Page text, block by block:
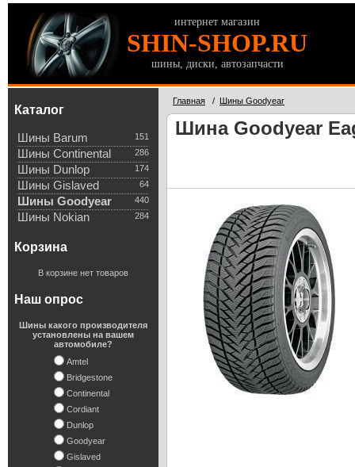
интернет магазин
SHIN-SHOP.RU
шины, диски, автозапчасти
Каталог
151
Шины Barum
286
Шины Continental
174
Шины Dunlop
64
Шины Gislaved
440
Шины Goodyear
284
Шины Nokian
Корзина
В корзине нет товаров
Наш опрос
Шины какого производителя
установлены на вашем
автомобиле?
Amtel
Bridgestone
Continental
Cordiant
Dunlop
Goodyear
Gislaved
Главная / Шины Goodyear
Шина Goodyear